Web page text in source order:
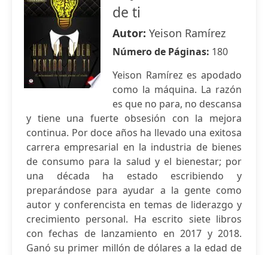
de ti
Autor: Yeison Ramírez
Número de Páginas: 180
Yeison Ramírez es apodado
como la máquina. La razón
es que no para, no descansa
y tiene una fuerte obsesión con la mejora
continua. Por doce años ha llevado una exitosa
carrera empresarial en la industria de bienes
de consumo para la salud y el bienestar; por
una década ha estado escribiendo y
preparándose para ayudar a la gente como
autor y conferencista en temas de liderazgo y
crecimiento personal. Ha escrito siete libros
con fechas de lanzamiento en 2017 y 2018.
Ganó su primer millón de dólares a la edad de